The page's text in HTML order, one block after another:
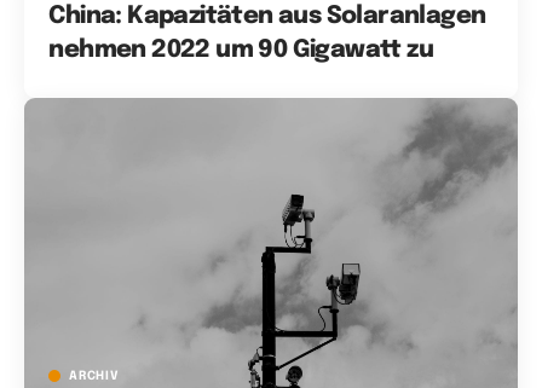
China: Kapazitäten aus Solaranlagen
nehmen 2022 um 90 Gigawatt zu
ARCHIV